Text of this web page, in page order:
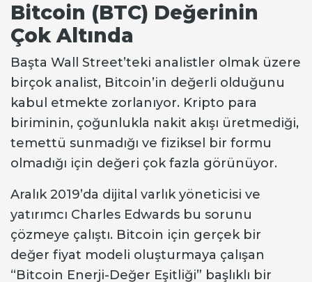
Bitcoin (BTC) Değerinin
Çok Altında
Başta Wall Street’teki analistler olmak üzere
birçok analist, Bitcoin’in değerli olduğunu
kabul etmekte zorlanıyor. Kripto para
biriminin, çoğunlukla nakit akışı üretmediği,
temettü sunmadığı ve fiziksel bir formu
olmadığı için değeri çok fazla görünüyor.
Aralık 2019’da dijital varlık yöneticisi ve
yatırımcı Charles Edwards bu sorunu
çözmeye çalıştı. Bitcoin için gerçek bir
değer fiyat modeli oluşturmaya çalışan
“Bitcoin Enerji-Değer Eşitliği” başlıklı bir